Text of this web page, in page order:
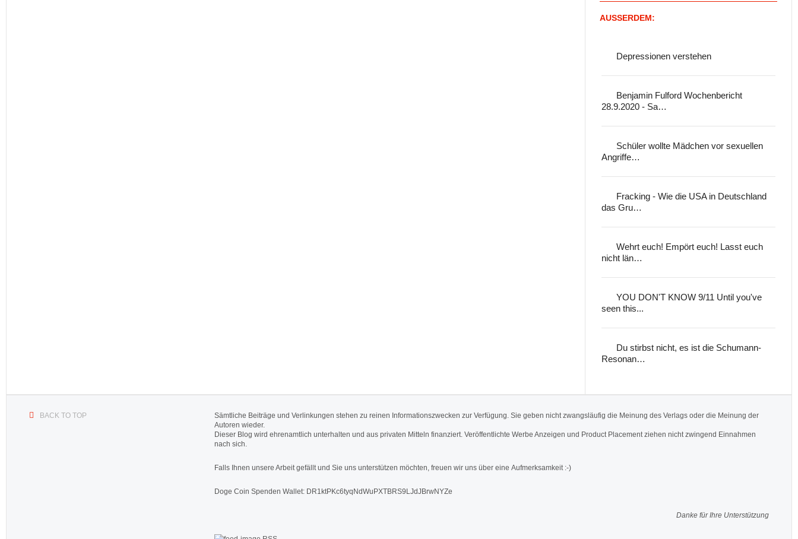
AUSSERDEM:
Depressionen verstehen
Benjamin Fulford Wochenbericht
28.9.2020 - Sa…
Schüler wollte Mädchen vor sexuellen
Angriffe…
Fracking - Wie die USA in Deutschland
das Gru…
Wehrt euch! Empört euch! Lasst euch
nicht län…
YOU DON'T KNOW 9/11 Until you've
seen this...
Du stirbst nicht, es ist die Schumann-
Resonan…
BACK TO TOP
Sämtliche Beiträge und Verlinkungen stehen zu reinen Informationszwecken zur Verfügung. Sie geben nicht zwangsläufig die Meinung des Verlags oder die Meinung der
Autoren wieder.
Dieser Blog wird ehrenamtlich unterhalten und aus privaten Mitteln finanziert. Veröffentlichte Werbe Anzeigen und Product Placement ziehen nicht zwingend Einnahmen
nach sich.
Falls Ihnen unsere Arbeit gefällt und Sie uns unterstützen möchten, freuen wir uns über eine Aufmerksamkeit :-)
Doge Coin Spenden Wallet: DR1ktPKc6tyqNdWuPXTBRS9LJdJBrwNYZe
Danke für Ihre Unterstützung